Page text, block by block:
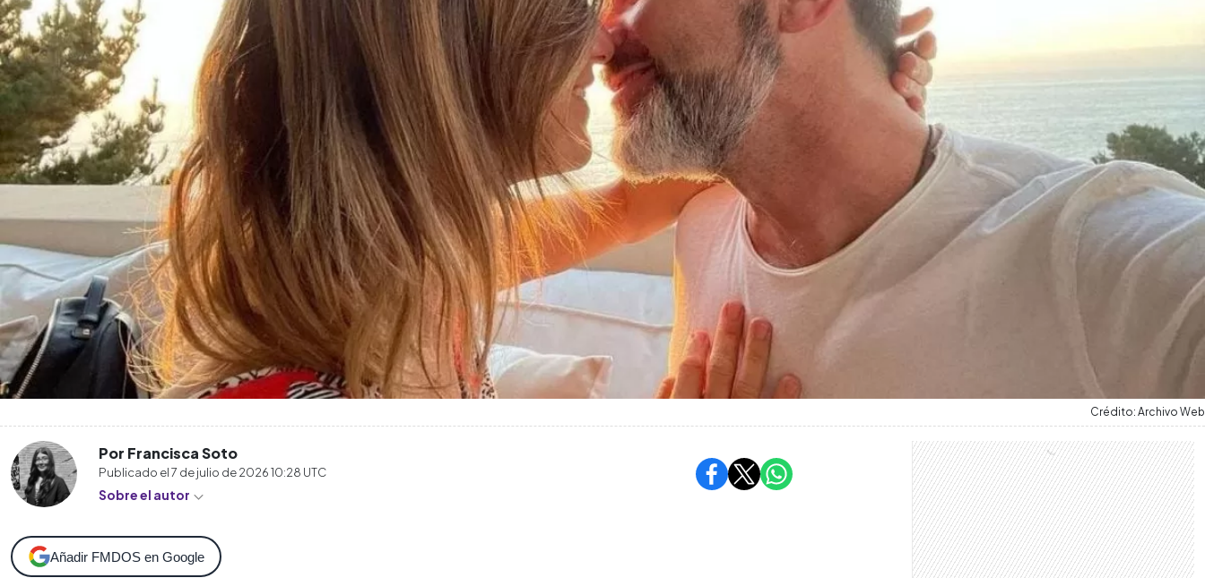
Crédito: Archivo Web
Por Francisca Soto
Publicado el7 de julio de 2026 10:28 UTC
Sobre el autor
Añadir FMDOS en Google